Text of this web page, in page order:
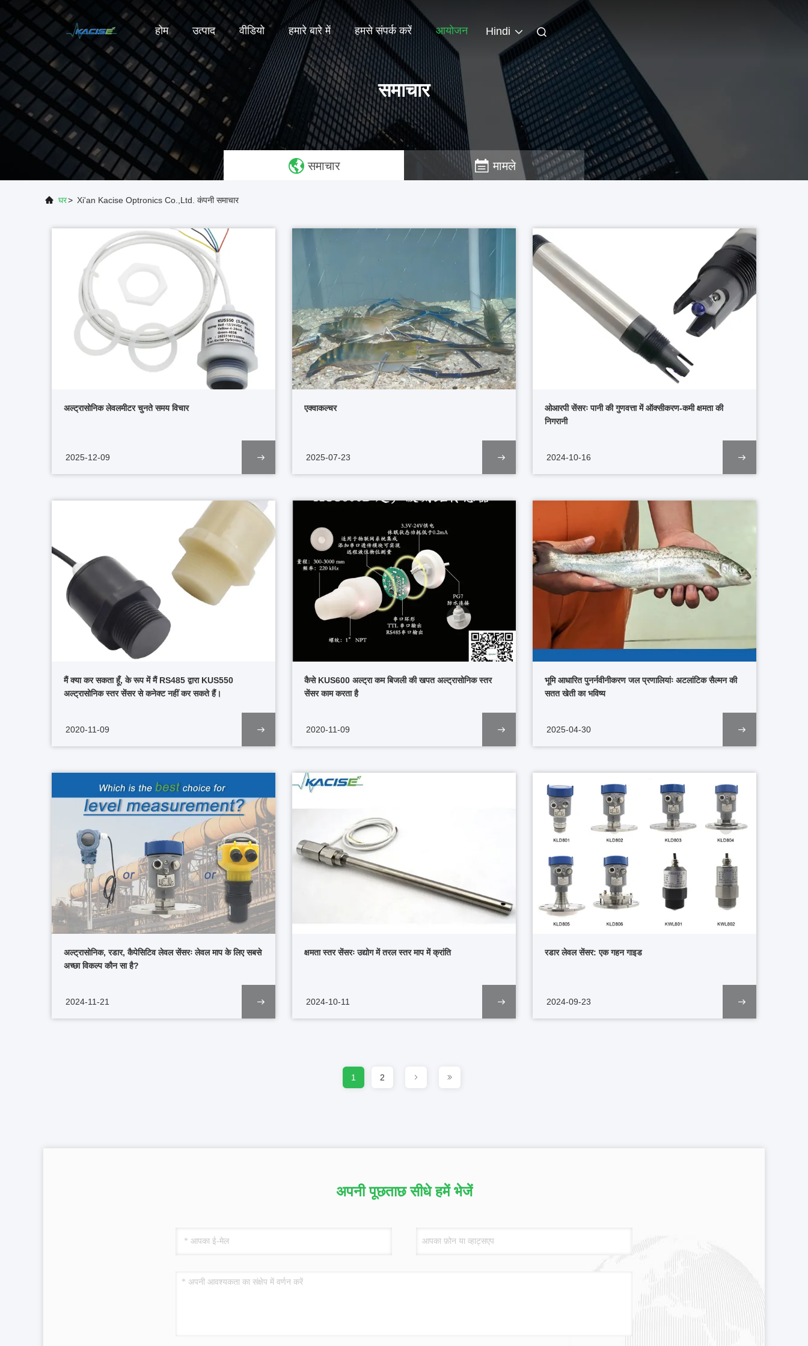
होम उत्पाद वीडियो हमारे बारे में हमसे संपर्क करें आयोजन Hindi
समाचार
समाचार मामले
घर> Xi'an Kacise Optronics Co.,Ltd. कंपनी समाचार
अल्ट्रासोनिक लेवलमीटर चुनते समय विचार
2025-12-09
एक्वाकल्चर
2025-07-23
ओआरपी सेंसरः पानी की गुणवत्ता में ऑक्सीकरण-कमी क्षमता की
निगरानी
2024-10-16
मैं क्या कर सकता हूँ, के रूप में मैं RS485 द्वारा KUS550
अल्ट्रासोनिक स्तर सेंसर से कनेक्ट नहीं कर सकते हैं।
2020-11-09
कैसे KUS600 अल्ट्रा कम बिजली की खपत अल्ट्रासोनिक स्तर
सेंसर काम करता है
2020-11-09
भूमि आधारित पुनर्नवीनीकरण जल प्रणालियांः अटलांटिक सैल्मन की
सतत खेती का भविष्य
2025-04-30
अल्ट्रासोनिक, रडार, कैपेसिटिव लेवल सेंसरः लेवल माप के लिए सबसे
अच्छा विकल्प कौन सा है?
2024-11-21
क्षमता स्तर सेंसरः उद्योग में तरल स्तर माप में क्रांति
2024-10-11
रडार लेवल सेंसर: एक गहन गाइड
2024-09-23
1 2
अपनी पूछताछ सीधे हमें भेजें